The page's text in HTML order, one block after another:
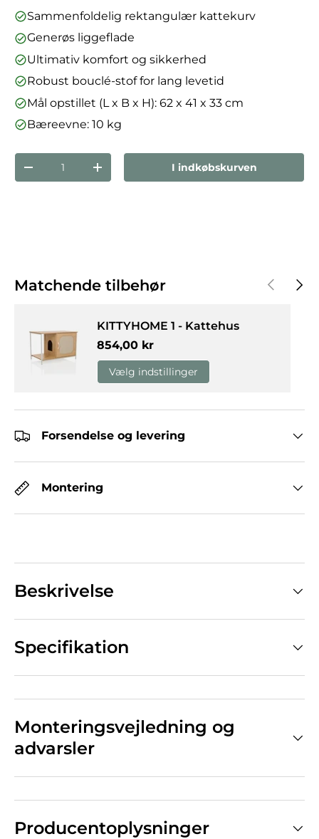
Sammenfoldelig rektangulær kattekurv
Generøs liggeflade
Ultimativ komfort og sikkerhed
Robust bouclé-stof for lang levetid
Mål opstillet (L x B x H): 62 x 41 x 33 cm
Bæreevne: 10 kg
Reducer mængdenForøg mængdenI indkøbskurven
Matchende tilbehør Forrige
KITTYHOME 1 - Kattehus
Normalpris
854,00 kr
Vælg indstillinger
Forsendelse og levering
Montering
Beskrivelse
Specifikation
Monteringsvejledning og
advarsler
Producentoplysninger